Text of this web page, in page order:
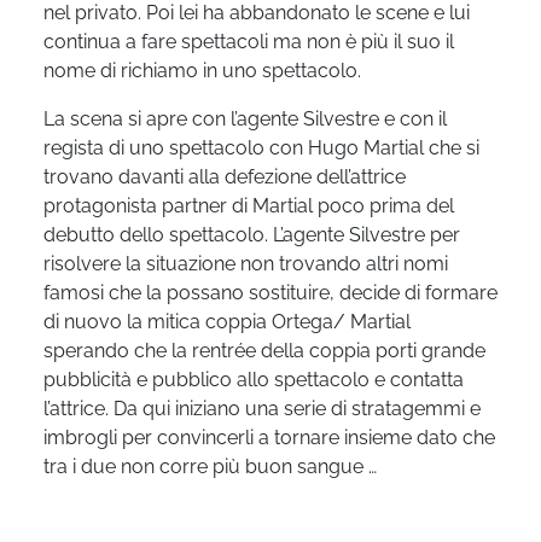
nel privato. Poi lei ha abbandonato le scene e lui
continua a fare spettacoli ma non è più il suo il
nome di richiamo in uno spettacolo.
La scena si apre con l’agente Silvestre e con il
regista di uno spettacolo con Hugo Martial che si
trovano davanti alla defezione dell’attrice
protagonista partner di Martial poco prima del
debutto dello spettacolo. L’agente Silvestre per
risolvere la situazione non trovando altri nomi
famosi che la possano sostituire, decide di formare
di nuovo la mitica coppia Ortega/ Martial
sperando che la rentrée della coppia porti grande
pubblicità e pubblico allo spettacolo e contatta
l’attrice. Da qui iniziano una serie di stratagemmi e
imbrogli per convincerli a tornare insieme dato che
tra i due non corre più buon sangue …